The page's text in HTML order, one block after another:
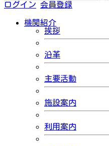
ログイン 会員登録
機関紹介
挨拶
沿革
主要活動
施設案内
利用案内